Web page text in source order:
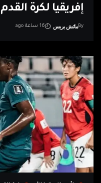
إفريقيا لكرة
Byماتش بريس 16 ساعة ago